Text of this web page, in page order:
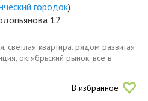
городок)
12
светлая квартира. рядом развитая
октябрьский рынок. все в
В избранное